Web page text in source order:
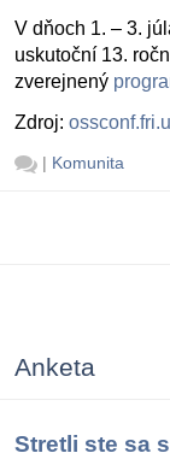
V dňoch 1. – 3.
uskutoční 13.
zverejnený
Zdroj:
| Komunita
Anketa
Stretli ste sa